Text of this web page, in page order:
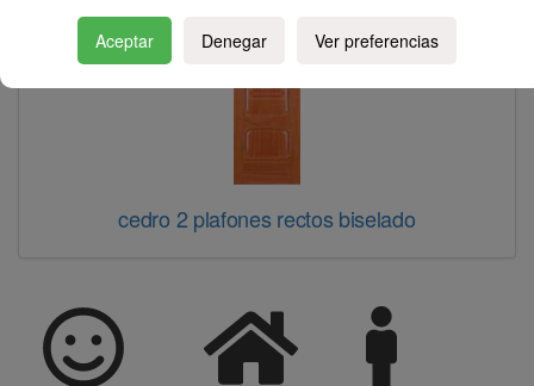
cedro 2 plafones rectos biselado
Aceptar Denegar Ver preferencias